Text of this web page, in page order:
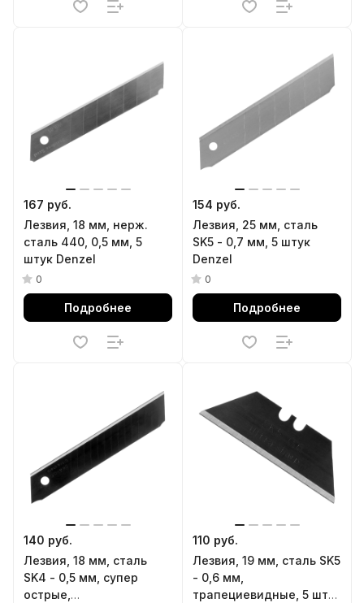
167 руб.
Лезвия, 18 мм, нерж.
сталь 440, 0,5 мм, 5
штук Denzel
0
Подробнее
154 руб.
Лезвия, 25 мм, сталь
SK5 - 0,7 мм, 5 штук
Denzel
0
Подробнее
140 руб.
Лезвия, 18 мм, сталь
SK4 - 0,5 мм, супер
острые,
110 руб.
Лезвия, 19 мм, сталь SK5
- 0,6 мм,
трапециевидные, 5 штук